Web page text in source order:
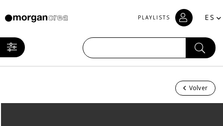
PLAYLISTS ES
Volver